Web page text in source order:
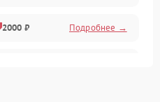
2000 ₽ Подробнее →